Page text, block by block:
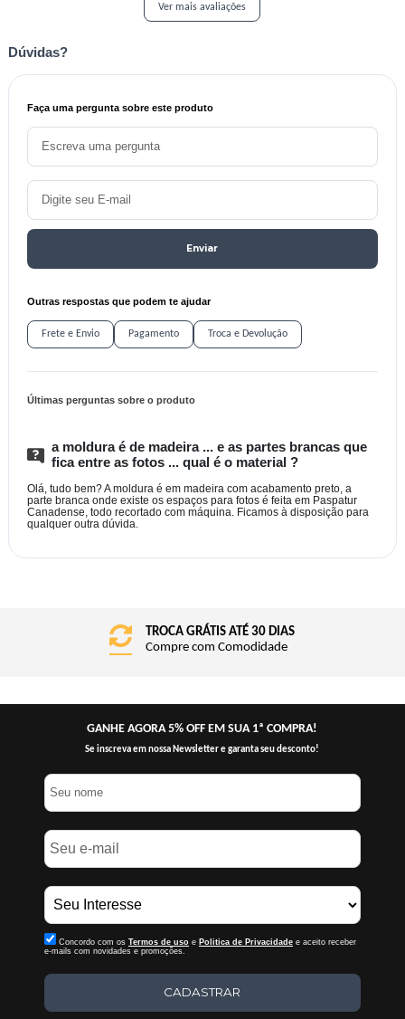
Ver mais avaliações
Dúvidas?
Faça uma pergunta sobre este produto
Enviar
Outras respostas que podem te ajudar
Frete e Envio Pagamento Troca e Devolução
Últimas perguntas sobre o produto
a moldura é de madeira ... e as partes brancas que
fica entre as fotos ... qual é o material ?
Olá, tudo bem? A moldura é em madeira com acabamento preto, a
parte branca onde existe os espaços para fotos é feita em Paspatur
Canadense, todo recortado com máquina. Ficamos à disposição para
qualquer outra dúvida.
TROCA GRÁTIS ATÉ 30 DIAS
Compre com Comodidade
FRETE GRÁTIS BRASIL
Consulte o Regulamento
GANHE AGORA 5% OFF EM SUA 1ª COMPRA!
Se inscreva em nossa Newsletter e garanta seu desconto!
Concordo com os Termos de uso e Politica de Privacidadee aceito receber
e-mails com novidades e promoções.
CADASTRAR